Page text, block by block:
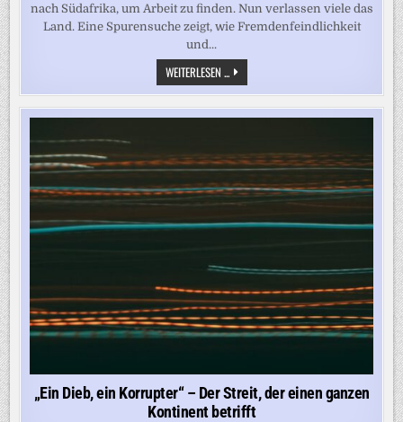
nach Südafrika, um Arbeit zu finden. Nun verlassen viele das
Land. Eine Spurensuche zeigt, wie Fremdenfeindlichkeit
und...
WEITERLESEN ... 70.000
MENSCHEN
IN
ZWEI
MONATEN
SÜDAFRIKAS
ABSCHIEBEOFFENSIVE
ÜBER
MIGRATIONSPOLITIK
VERRÄT
„Ein Dieb, ein Korrupter“ – Der Streit, der einen ganzen
Kontinent betrifft